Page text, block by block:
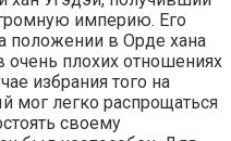
империю. Его
положении в Орде хана
очень плохих отношениях
избрания того на
мог легко распрощаться
своему